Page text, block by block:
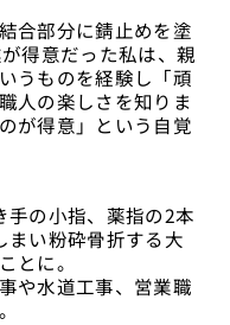
合部分に錆止めを塗
得意だった私は、親
うものを経験し「頑
人の楽しさを知りま
が得意」という自覚
手の小指、薬指の2本
まい粉砕骨折する大
とに。
や水道工事、営業職